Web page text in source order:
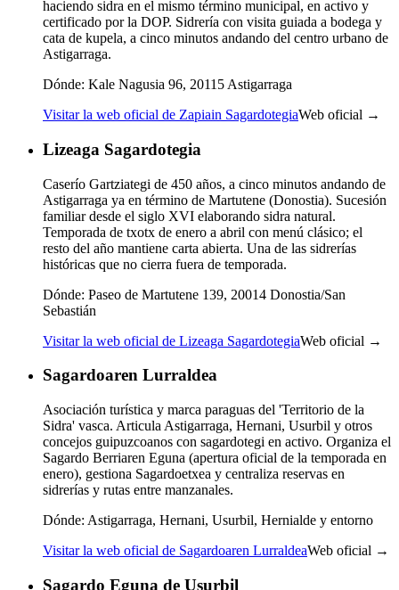
haciendo sidra en el mismo término municipal, en activo y
certificado por la DOP. Sidrería con visita guiada a bodega y
cata de kupela, a cinco minutos andando del centro urbano de
Astigarraga.
Dónde: Kale Nagusia 96, 20115 Astigarraga
Visitar la web oficial de Zapiain SagardotegiaWeb oficial →
Lizeaga Sagardotegia
Caserío Gartziategi de 450 años, a cinco minutos andando de
Astigarraga ya en término de Martutene (Donostia). Sucesión
familiar desde el siglo XVI elaborando sidra natural.
Temporada de txotx de enero a abril con menú clásico; el
resto del año mantiene carta abierta. Una de las sidrerías
históricas que no cierra fuera de temporada.
Dónde: Paseo de Martutene 139, 20014 Donostia/San
Sebastián
Visitar la web oficial de Lizeaga SagardotegiaWeb oficial →
Sagardoaren Lurraldea
Asociación turística y marca paraguas del 'Territorio de la
Sidra' vasca. Articula Astigarraga, Hernani, Usurbil y otros
concejos guipuzcoanos con sagardotegi en activo. Organiza el
Sagardo Berriaren Eguna (apertura oficial de la temporada en
enero), gestiona Sagardoetxea y centraliza reservas en
sidrerías y rutas entre manzanales.
Dónde: Astigarraga, Hernani, Usurbil, Hernialde y entorno
Visitar la web oficial de Sagardoaren LurraldeaWeb oficial →
Sagardo Eguna de Usurbil